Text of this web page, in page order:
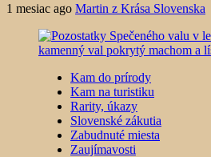
1 mesiac ago Martin z Krása Slovenska
Kam do prírody
Kam na turistiku
Rarity, úkazy
Slovenské zákutia
Zabudnuté miesta
Zaujímavosti